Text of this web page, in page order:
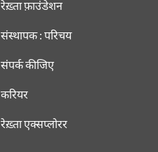
रेख़्ता फ़ाउंडेशन
संस्थापक : परिचय
संपर्क कीजिए
करियर
रेख़्ता एक्सप्लोरर